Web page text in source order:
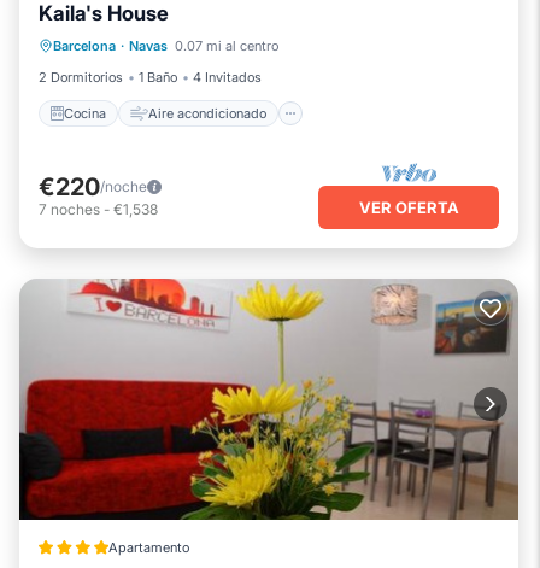
Kaila's House
Barcelona · Navas 0.07 mi al centro
2 Dormitorios
1 Baño 4 Invitados
Cocina Aire acondicionado
Cocina
Apto para niños
€220/noche
7 noches - €1,538 VER OFERTA
Apartamento